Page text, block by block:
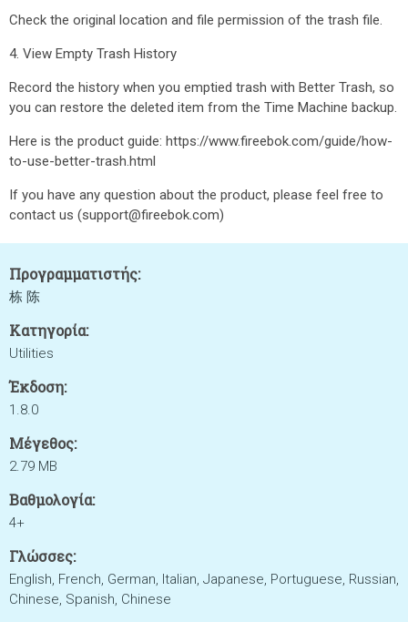
Check the original location and file permission of the trash file.
4. View Empty Trash History
Record the history when you emptied trash with Better Trash, so
you can restore the deleted item from the Time Machine backup.
Here is the product guide: https://www.fireebok.com/guide/how-
to-use-better-trash.html
If you have any question about the product, please feel free to
contact us (support@fireebok.com)
Προγραμματιστής:
栋 陈
Κατηγορία:
Utilities
Έκδοση:
1.8.0
Μέγεθος:
2.79 MB
Βαθμολογία:
4+
Γλώσσες:
English, French, German, Italian, Japanese, Portuguese, Russian,
Chinese, Spanish, Chinese